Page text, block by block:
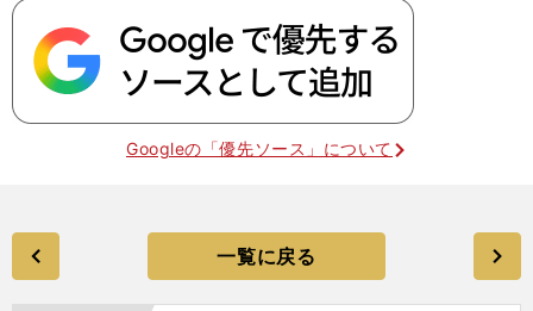
Googleの「優先ソース」について
一覧に戻る